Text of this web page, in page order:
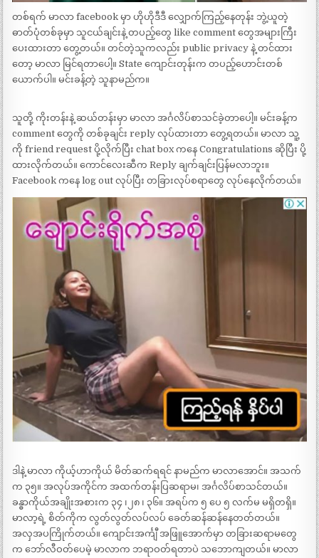
တစ်ရက် မာလာ facebook မှာ ဟိုဟိုဒီဒီ လျှောက်ကြည့်နေတုန်း ဘွဲ့ယူတဲ့
ဓာတ်ပုံတစ်ခုမှာ သူငယ်ချင်းနဲ့ တပည့်တွေ like comment တွေအများကြီး
ပေးထားတာ တွေ့တယ်။ တင်တဲ့သူကလည်း public privacy နဲ့ တင်ထား
တော့ မာလာ မြင်ရတာပေါ့။ State ကျောင်းတုန်းက တပည့်ဟောင်းတစ်
ယောက်ပါ။ မင်းခန့်တဲ့ သူနာမည်က။
သူတို့ ကိုးတန်းနဲ့ ဆယ်တန်းမှာ မာလာ အင်္ဂလိပ်စာသင်ခဲ့တာပေါ့။ မင်းခန့်က
comment တွေကို တစ်ခုချင်း reply လုပ်ထားတာ တွေ့ရတယ်။ မာလာ သူ့
ကို friend request ပို့လိုက်ပြီး chat box ကနေ Congratulations ဆိုပြီး ပို့
ထားလိုက်တယ်။ ကောင်လေးဆီက Reply ချက်ချင်းပြန်မလာဘူး။
Facebook ကနေ log out လုပ်ပြီး တခြားလုပ်စရာတွေ လုပ်နေလိုက်တယ်။
ဒါနဲ့ မာလာ ကိုယ့်ဟာကိုယ် မိတ်ဆက်ရရင် နာမည်က မာလာအောင်။ အသက်
က ၃၅။ အလုပ်အကိုင်က အထက်တန်းပြဆရာမ၊ အင်္ဂလိပ်စာသင်တယ်။
ခန္ဓာကိုယ်အချိုးအစားက ၃၄ ၊၂၈ ၊ ၃၆။ အရပ်က ၅ ပေ ၅ လက်မ မရှိတရှိ။
မာလာ့ရဲ့ စိတ်ကိုက လွတ်လွတ်လပ်လပ် ခေတ်ဆန်ဆန်နေတတ်တယ်။
အလှအပကြိုက်တယ်။ ကျောင်းအင်္ကျီ အဖြူအောက်မှာ တခြားဆရာမတွေ
က ဘော်လီဝတ်ပေမဲ့ မာလာက ဘရာဝတ်ရတာပဲ သဘောကျတယ်။ မာလာ